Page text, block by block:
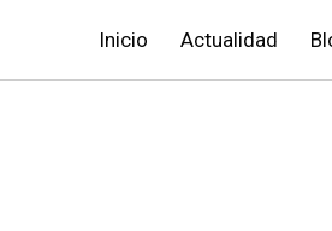
Inicio Actualidad